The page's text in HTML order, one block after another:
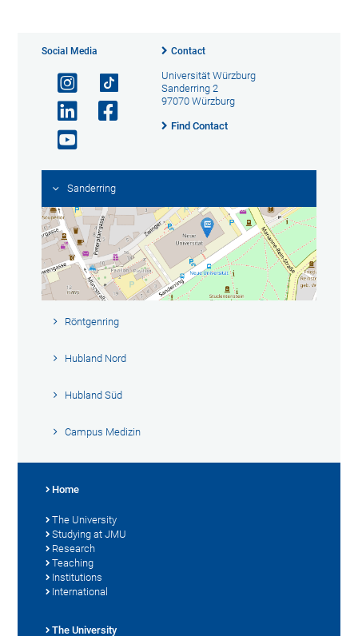
Social Media Contact
Universität Würzburg
Sanderring 2
97070 Würzburg
Find Contact
Sanderring
Röntgenring
Hubland Nord
Hubland Süd
Campus Medizin
Home
The University
Studying at JMU
Research
Teaching
Institutions
International
The University